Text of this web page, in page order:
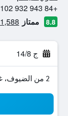
+84 943 932 102
8.8 ممتاز 1,588 من التقييمات تم التحقق منها
ج 14/8
2 من الضيوف، غرفة واحدة